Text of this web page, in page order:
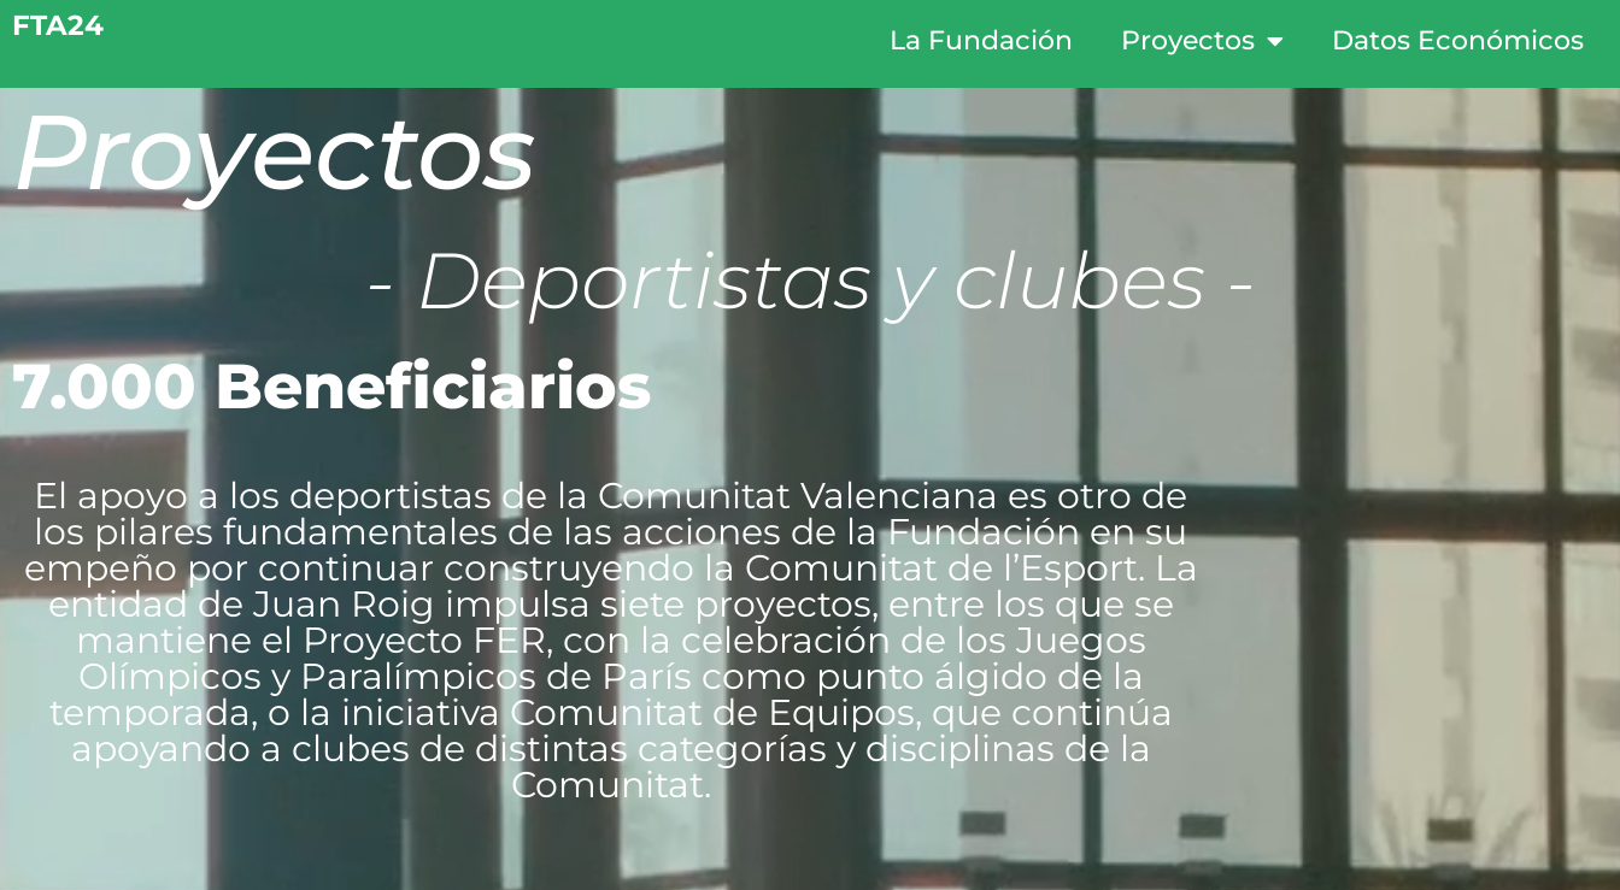
FTA24 La Fundación Proyectos Datos Económicos
Proyectos
- Deportistas y clubes -
7.000 Beneficiarios
El apoyo a los deportistas de la Comunitat Valenciana es otro de
los pilares fundamentales de las acciones de la Fundación en su
empeño por continuar construyendo la Comunitat de l’Esport. La
entidad de Juan Roig impulsa siete proyectos, entre los que se
mantiene el Proyecto FER, con la celebración de los Juegos
Olímpicos y Paralímpicos de París como punto álgido de la
temporada, o la iniciativa Comunitat de Equipos, que continúa
apoyando a clubes de distintas categorías y disciplinas de la
Comunitat.